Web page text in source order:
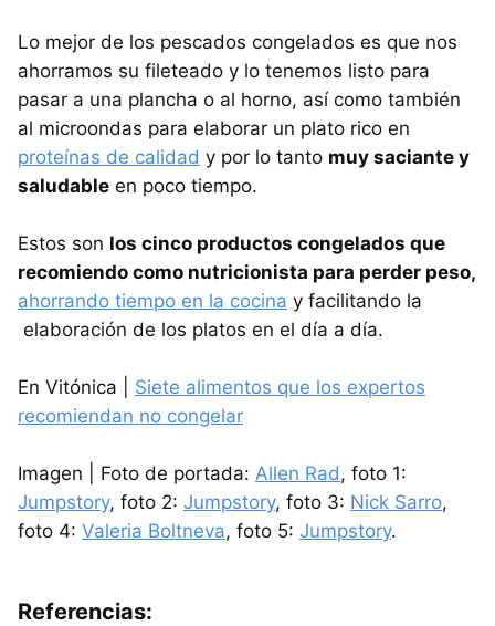
Lo mejor de los pescados congelados es que nos
ahorramos su fileteado y lo tenemos listo para
pasar a una plancha o al horno, así como también
al microondas para elaborar un plato rico en
proteínas de calidad y por lo tanto muy saciante y
saludable en poco tiempo.
Estos son los cinco productos congelados que
recomiendo como nutricionista para perder peso,
ahorrando tiempo en la cocina y facilitando la
elaboración de los platos en el día a día.
En Vitónica | Siete alimentos que los expertos
recomiendan no congelar
Imagen | Foto de portada: Allen Rad, foto 1:
Jumpstory, foto 2: Jumpstory, foto 3: Nick Sarro,
foto 4: Valeria Boltneva, foto 5: Jumpstory.
Referencias: